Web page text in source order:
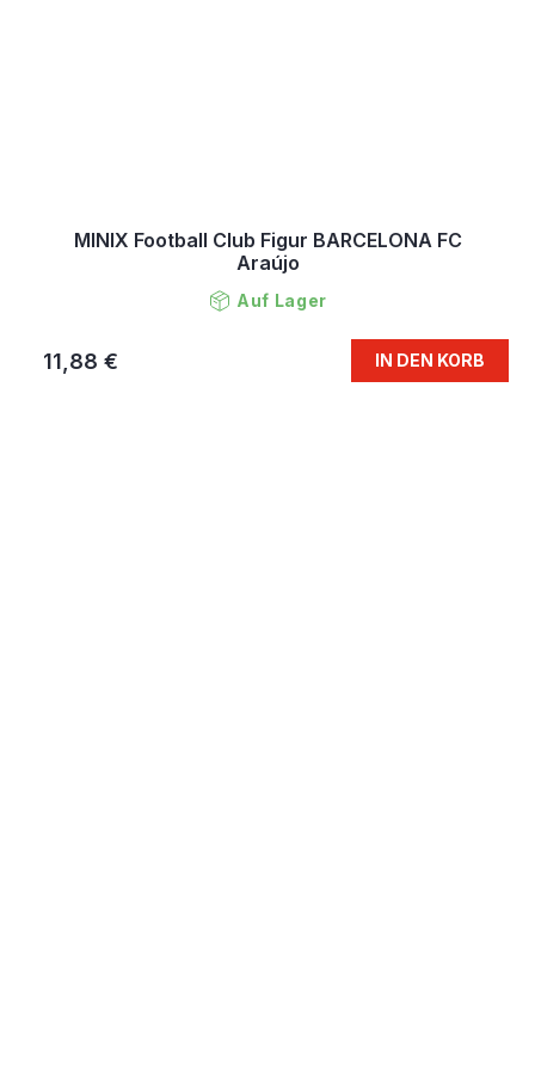
MINIX Football Club Figur BARCELONA FC
Araújo
Auf Lager
11,88 € IN DEN KORB